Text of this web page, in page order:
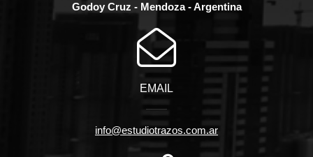
Godoy Cruz - Mendoza - Argentina
EMAIL
info@estudiotrazos.com.ar